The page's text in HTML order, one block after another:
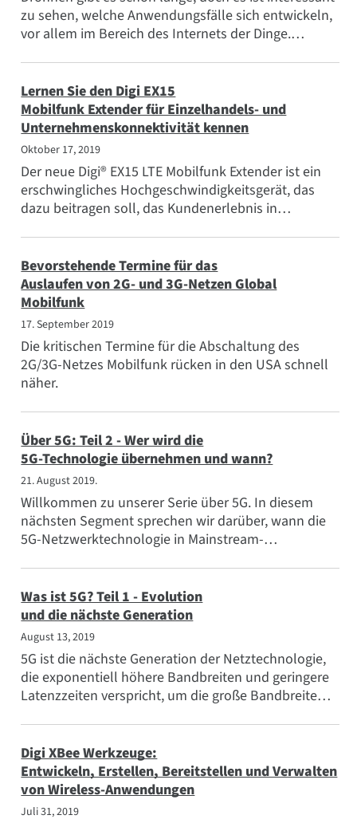
Beliebte Themen
Treffen Sie das Team
Abonnieren
zu sehen, welche Anwendungsfälle sich entwickeln,
vor allem im Bereich des Internets der Dinge.
Lernen Sie den Digi EX15
Mobilfunk Extender für Einzelhandels- und
Unternehmenskonnektivität kennen
Oktober 17, 2019
Der neue Digi® EX15 LTE Mobilfunk Extender ist ein
erschwingliches Hochgeschwindigkeitsgerät, das
dazu beitragen soll, das Kundenerlebnis in
Bevorstehende Termine für das
Auslaufen von 2G- und 3G-Netzen Global
Mobilfunk
17. September 2019
Die kritischen Termine für die Abschaltung des
2G/3G-Netzes Mobilfunk rücken in den USA schnell
näher.
Über 5G: Teil 2 - Wer wird die
5G-Technologie übernehmen und wann?
21. August 2019.
Willkommen zu unserer Serie über 5G. In diesem
nächsten Segment sprechen wir darüber, wann die
5G-Netzwerktechnologie in Mainstream-
Was ist 5G? Teil 1 - Evolution
und die nächste Generation
August 13, 2019
5G ist die nächste Generation der Netztechnologie,
die exponentiell höhere Bandbreiten und geringere
Latenzzeiten verspricht, um die große Bandbreite
Digi XBee Werkzeuge:
Entwickeln, Erstellen, Bereitstellen und Verwalten
von Wireless-Anwendungen
Juli 31, 2019